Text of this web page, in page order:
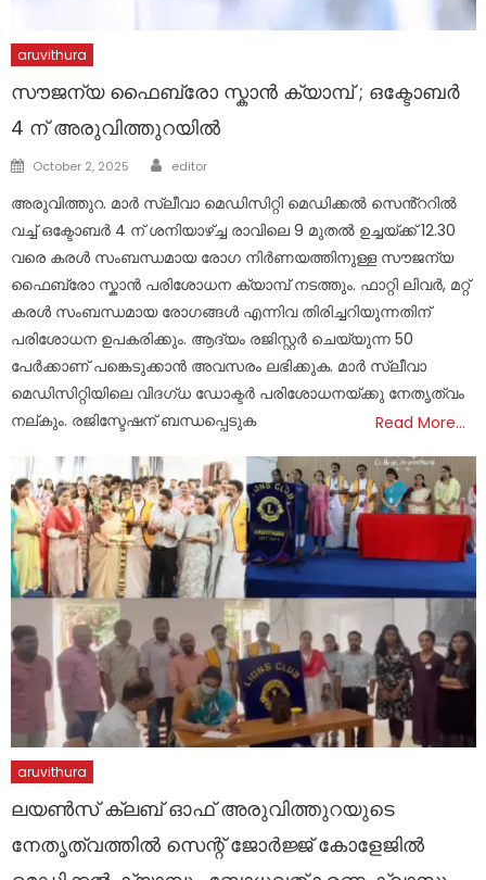
aruvithura
സൗജന്യ ഫൈബ്രോ സ്കാൻ ക്യാമ്പ് ; ഒക്ടോബർ
4 ന് അരുവിത്തുറയിൽ
Posted
October 2, 2025 Author
editor
അരുവിത്തുറ. മാർ സ്ലീവാ മെഡിസിറ്റി മെഡിക്കൽ സെൻ്ററിൽ
വച്ച് ഒക്ടോബർ 4 ന് ശനിയാഴ്ച്ച രാവിലെ 9 മുതൽ ഉച്ചയ്ക്ക് 12.30
വരെ കരൾ സംബന്ധമായ രോഗ നിർണയത്തിനുള്ള സൗജന്യ
ഫൈബ്രോ സ്കാൻ പരിശോധന ക്യാമ്പ് നടത്തും. ഫാറ്റി ലിവർ, മറ്റ്
കരൾ സംബന്ധമായ രോഗങ്ങൾ എന്നിവ തിരിച്ചറിയുന്നതിന്
പരിശോധന ഉപകരിക്കും. ആദ്യം രജിസ്റ്റർ ചെയ്യുന്ന 50
പേർക്കാണ് പങ്കെടുക്കാൻ അവസരം ലഭിക്കുക. മാർ സ്ലീവാ
മെഡിസിറ്റിയിലെ വിദഗ്ധ ഡോക്ടർ പരിശോധനയ്ക്കു നേതൃത്വം
നല്കും. രജിസ്ടേഷന് ബന്ധപ്പെടുക
Read More…
aruvithura
ലയൺസ് ക്ലബ് ഓഫ് അരുവിത്തുറയുടെ
നേതൃത്വത്തിൽ സെന്റ് ജോർജ്ജ് കോളേജിൽ